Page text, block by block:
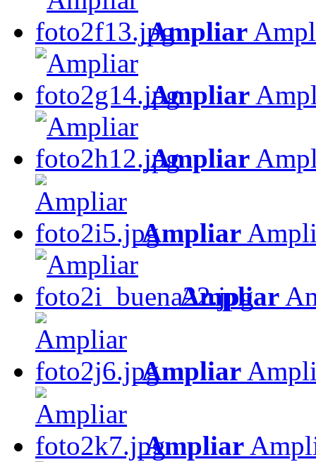
Ampliar
Ampliar
Ampliar
Ampliar
Ampliar
Ampliar
Ampliar